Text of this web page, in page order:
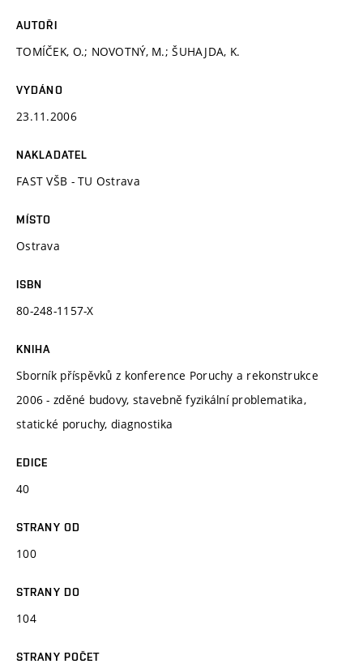
AUTOŘI
TOMÍČEK, O.; NOVOTNÝ, M.; ŠUHAJDA, K.
VYDÁNO
23.11.2006
NAKLADATEL
FAST VŠB - TU Ostrava
MÍSTO
Ostrava
ISBN
80-248-1157-X
KNIHA
Sborník příspěvků z konference Poruchy a rekonstrukce
2006 - zděné budovy, stavebně fyzikální problematika,
statické poruchy, diagnostika
EDICE
40
STRANY OD
100
STRANY DO
104
STRANY POČET